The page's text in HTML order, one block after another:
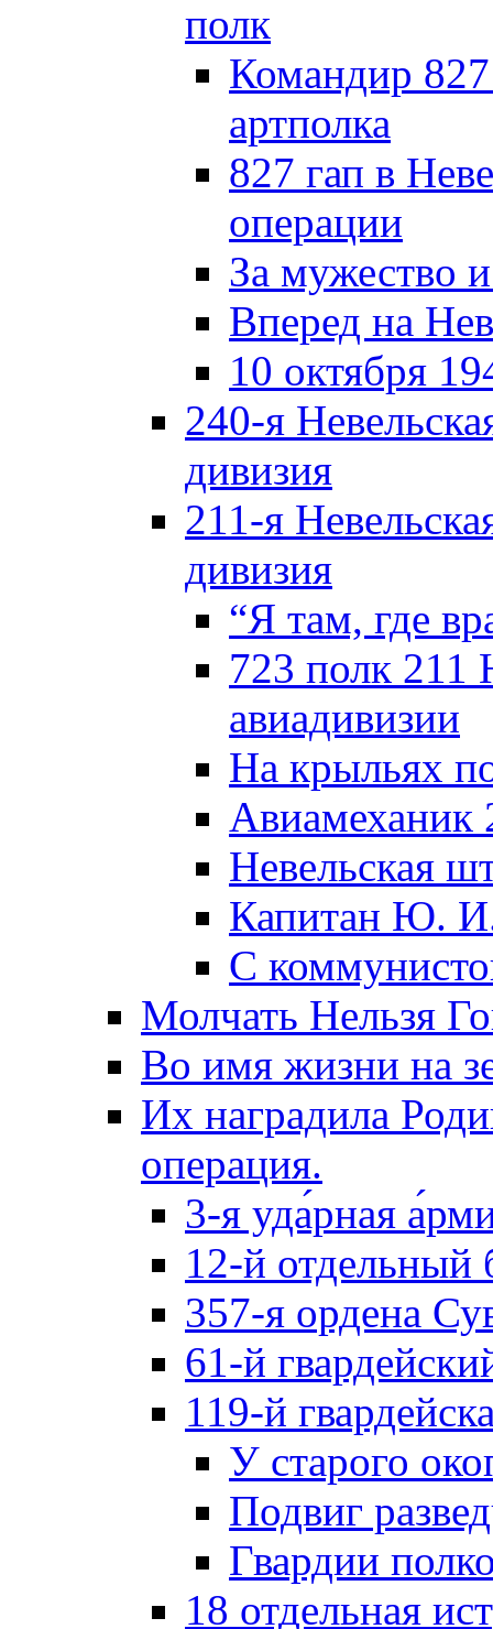
полк
Командир 827
артполка
827 гап в
операции
За мужество
Вперед на
10 октября
240-я
дивизия
211-я
дивизия
“Я там, где
723 полк 211
авиадивизии
На крыльях
Невельская
Капитан Ю.
С
Молчать Нельзя
Во имя жизни на
Их наградила
операция.
3-я уда́рная
12-й отдельный
357-я ордена
61-й
119-й
У старого
Подвиг
Гвардии
18 отдельная